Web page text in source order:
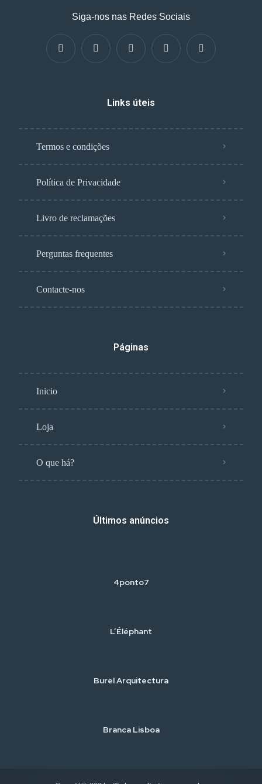
Siga-nos nas Redes Sociais
Links úteis
Termos e condições
Política de Privacidade
Livro de reclamações
Perguntas frequentes
Contacte-nos
Páginas
Inicio
Loja
O que há?
Últimos anúncios
4ponto7
L’Éléphant
Burel Arquitectura
Branca Lisboa